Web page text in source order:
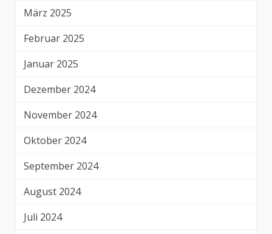
März 2025
Februar 2025
Januar 2025
Dezember 2024
November 2024
Oktober 2024
September 2024
August 2024
Juli 2024